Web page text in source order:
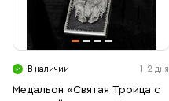
В наличии 1-2 дня
Медальон «Святая Троица с